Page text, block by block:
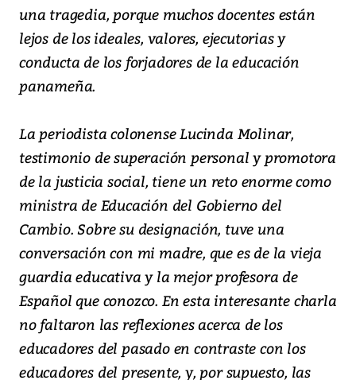
una tragedia, porque muchos docentes están
lejos de los ideales, valores, ejecutorias y
conducta de los forjadores de la educación
panameña.
La periodista colonense Lucinda Molinar,
testimonio de superación personal y promotora
de la justicia social, tiene un reto enorme como
ministra de Educación del Gobierno del
Cambio. Sobre su designación, tuve una
conversación con mi madre, que es de la vieja
guardia educativa y la mejor profesora de
Español que conozco. En esta interesante charla
no faltaron las reflexiones acerca de los
educadores del pasado en contraste con los
educadores del presente, y, por supuesto, las